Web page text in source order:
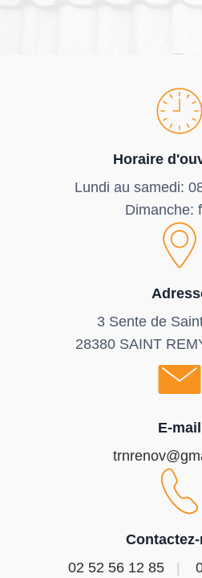
Horaire
Lundi au samedi:
Dimanche:
3 Sente de
28380 SAINT
E-mail
02 52 56 12 85